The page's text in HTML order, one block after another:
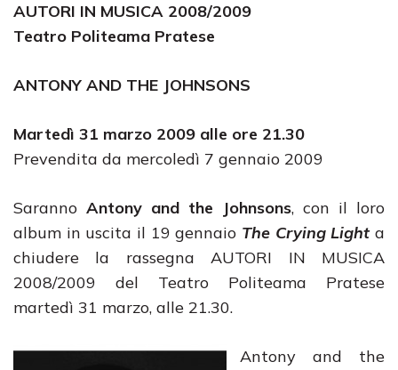
AUTORI IN MUSICA 2008/2009
Teatro Politeama Pratese
ANTONY AND THE JOHNSONS
Martedì 31 marzo 2009 alle ore 21.30
Prevendita da mercoledì 7 gennaio 2009
Saranno Antony and the Johnsons, con il loro
album in uscita il 19 gennaio The Crying Lighta
chiudere la rassegna AUTORI IN MUSICA
2008/2009 del Teatro Politeama Pratese
martedì 31 marzo, alle 21.30.
Antony and the